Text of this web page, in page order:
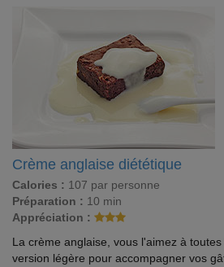
Crème anglaise diététique
Calories : 107 par personne
Préparation : 10 min
Appréciation :
La crème anglaise, vous l'aimez à
version légère pour accompagner vos